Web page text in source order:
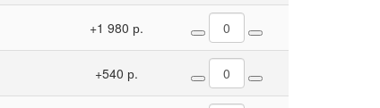
+1 980 р.
+540 р.